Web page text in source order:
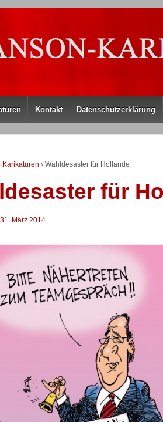
Kontakt Datenschutzerklärung
Karikaturen › Wahldesaster für Hollande
für
31. März 2014